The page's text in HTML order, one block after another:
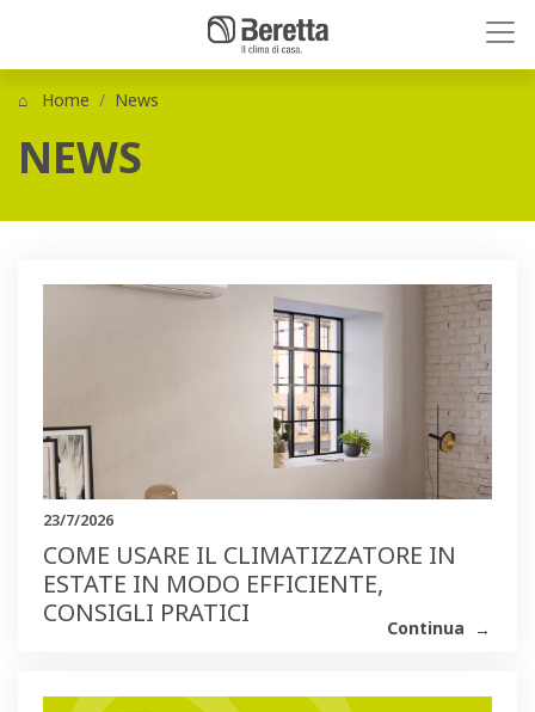
Home News
NEWS
23/7/2026
COME USARE IL CLIMATIZZATORE IN
ESTATE IN MODO EFFICIENTE,
CONSIGLI PRATICI
Continua